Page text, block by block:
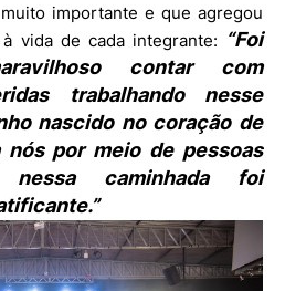
importante e que agregou
vida de cada integrante: “Foi
contar com
trabalhando nesse
nascido no coração de
por meio de pessoas
nessa caminhada foi